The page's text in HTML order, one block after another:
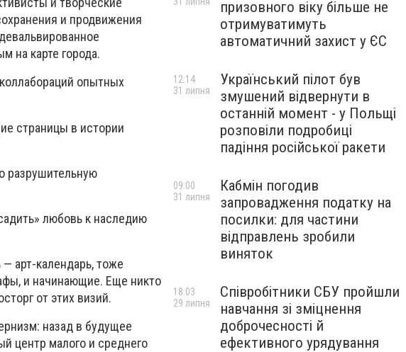
хранения и продвижения
девальвированное
на карте города.
опытных
ие страницы в истории
разрушительную
любовь к наследию
— арт-календарь, тоже
и начинающие. Еще никто
от этих визий.
назад в будущее
центр малого и среднего
призовного віку більше не
отримуватимуть
автоматичний захист у ЄС
Український пілот був
змушений відвернути в
останній момент - у Польщі
розповіли подробиці
падіння російської ракети
12:14
31 липня
Кабмін погодив
запровадження податку на
посилки: для частини
відправлень зробили
виняток
09:00
31 липня
Співробітники СБУ пройшли
навчання зі зміцнення
доброчесності й
ефективного урядування
18:03
29 липня